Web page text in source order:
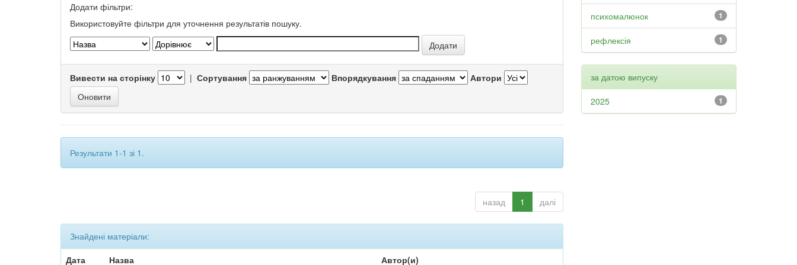
Додати фільтри:
Використовуйте фільтри для уточнення результатів пошуку.
Вивести на сторінку | Сортування Впорядкування Автори
Результати 1-1 зі 1.
назад 1 далі
Знайдені матеріали:
Дата
Назва Автор(и)
1
психомалюнок
1
рефлексія
за датою випуску
1
2025